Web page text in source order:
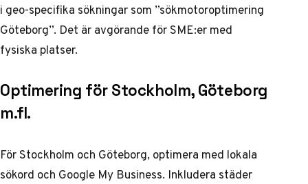
i geo-specifika sökningar som ”sökmotoroptimering
Göteborg”. Det är avgörande för SME:er med
fysiska platser.
Optimering för Stockholm, Göteborg
m.fl.
För Stockholm och Göteborg, optimera med lokala
sökord och Google My Business. Inkludera städer